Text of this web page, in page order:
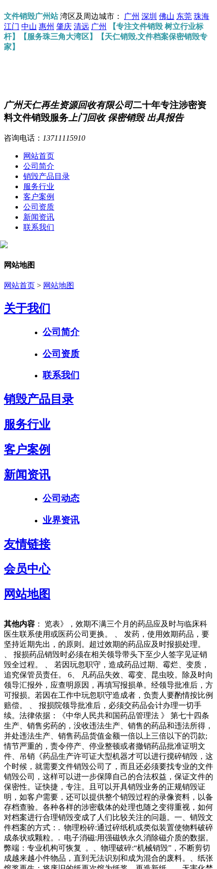
文件销毁广州站湾区及周边城市： 广州 深圳 佛山 东莞 珠海
江门 中山 惠州 肇庆 清远 广州
【专注文件销毁 树立行业标
杆】【服务珠三角大湾区】【天仁销毁,文件档案保密销毁专
家】
广州天仁再生资源回收有限公司二十年专注涉密资
料文件销毁服务 上门回收 保密销毁 出具报告
咨询电话： 13711115910
网站首页
公司简介
销毁产品目录
服务行业
客户案例
公司资质
新闻资讯
联系我们
网站地图
网站首页 > 网站地图
关于我们
公司简介
公司资质
联系我们
销毁产品目录
服务行业
客户案例
新闻资讯
公司动态
业界资讯
友情链接
会员中心
网站地图
其他内容 ： 览表》，效期不满三个月的药品应及时与临床科
医生联系使用或医药公司更换。 、 发药，使用效期药品，要
坚持近期先出，的原则。超过效期的药品应及时报损处理。
、 报损药品销毁时必须在相关领导带头下至少人签字见证销
毁全过程。 、 若因玩忽职守，造成药品过期、霉烂、变质，
追究保管员责任。 6、 凡药品失效、霉变、昆虫咬。除及时向
领导汇报外，应查明原因，再填写报损单。经领导批准后，方
可报损。若因在工作中玩忽职守造成者，负责人要酌情按比例
赔偿。 、 报损院领导批准后，必须交药品会计办理一切手
续。法律依据：《中华人民共和国药品管理法 》 第七十四条
生产、销售劣药的，没收违法生产、销售的药品和违法所得，
并处违法生产、销售药品货值金额一倍以上三倍以下的罚款;
情节严重的，责令停产、停业整顿或者撤销药品批准证明文
件、吊销《药品生产许可证大型机器才可以进行搅碎销毁，这
个时候，就需要文件销毁公司了，而且还必须要找专业的文件
销毁公司，这样可以进一步保障自己的合法权益，保证文件的
保密性。证快捷，专注。且可以开具销毁业务的正规销毁证
明，如客户需要，还可以提供整个销毁过程的录像资料，以备
存档查验。各种各样的涉密载体的处理也随之变得重视，如何
对档案进行合理销毁变成了人们比较关注的问题。一、销毁文
件档案的方式：. 物理粉碎:通过碎纸机或类似装置使物料破碎
成条状或颗粒。. 电子消磁:用强磁铁永久消除磁介质的数据。
弊端：专业机构可恢复 。、物理破碎:“机械销毁”，不断剪切
成越来越小件物品，直到无法识别和成为混合的废料。、纸张